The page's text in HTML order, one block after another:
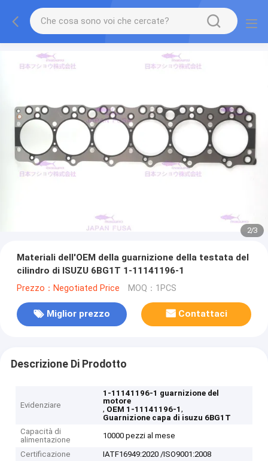
2/3
Materiali dell'OEM della guarnizione della testata del
cilindro di ISUZU 6BG1T 1-11141196-1
Prezzo：Negotiated Price MOQ：1PCS
Miglior prezzo Contattaci
Descrizione Di Prodotto
Evidenziare
1-11141196-1 guarnizione del
motore
, OEM 1-11141196-1,
Guarnizione capa di isuzu 6BG1T
Capacità di
alimentazione
10000 pezzi al mese
Certificazione
IATF16949:2020 /ISO9001:2008